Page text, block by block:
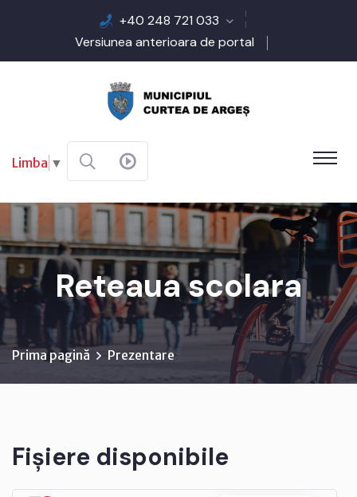
+40 248 721 033
Versiunea anterioara de portal
Limba ▼
Reteaua scolara
Prima pagină Prezentare
Fișiere disponibile